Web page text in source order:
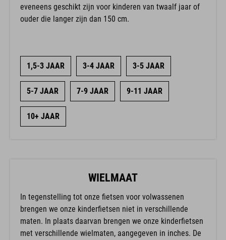
eveneens geschikt zijn voor kinderen van twaalf jaar of
ouder die langer zijn dan 150 cm.
1,5-3 JAAR 3-4 JAAR 3-5 JAAR
5-7 JAAR 7-9 JAAR 9-11 JAAR
10+ JAAR
WIELMAAT
In tegenstelling tot onze fietsen voor volwassenen
brengen we onze kinderfietsen niet in verschillende
maten. In plaats daarvan brengen we onze kinderfietsen
met verschillende wielmaten, aangegeven in inches. De